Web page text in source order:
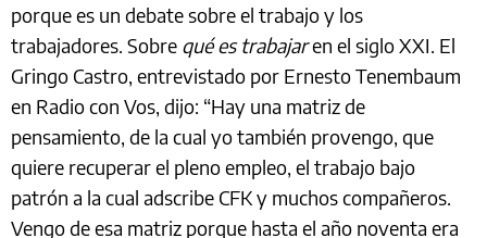
porque es un debate sobre el trabajo y los
trabajadores. Sobre qué es trabajaren el siglo XXI. El
Gringo Castro, entrevistado por Ernesto Tenembaum
en Radio con Vos, dijo: “Hay una matriz de
pensamiento, de la cual yo también provengo, que
quiere recuperar el pleno empleo, el trabajo bajo
patrón a la cual adscribe CFK y muchos compañeros.
Vengo de esa matriz porque hasta el año noventa era